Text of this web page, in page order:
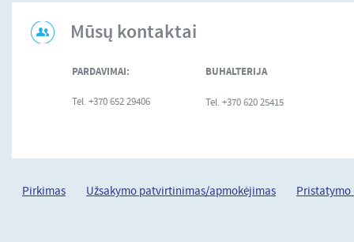
Mūsų kontaktai
PARDAVIMAI:
Tel. +370 652 29406
BUHALTERIJA
Tel. +370 620 25415
Pirkimas Užsakymo patvirtinimas/apmokėjimas Pristatymo